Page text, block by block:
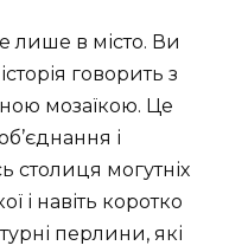
лише в місто. Ви
говорить з
мозаїкою. Це
і
столиця могутніх
і навіть коротко
перлини, які